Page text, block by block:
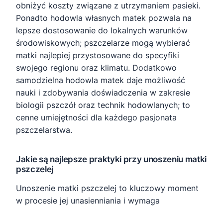
obniżyć koszty związane z utrzymaniem pasieki.
Ponadto hodowla własnych matek pozwala na
lepsze dostosowanie do lokalnych warunków
środowiskowych; pszczelarze mogą wybierać
matki najlepiej przystosowane do specyfiki
swojego regionu oraz klimatu. Dodatkowo
samodzielna hodowla matek daje możliwość
nauki i zdobywania doświadczenia w zakresie
biologii pszczół oraz technik hodowlanych; to
cenne umiejętności dla każdego pasjonata
pszczelarstwa.
Jakie są najlepsze praktyki przy unoszeniu matki
pszczelej
Unoszenie matki pszczelej to kluczowy moment
w procesie jej unasienniania i wymaga